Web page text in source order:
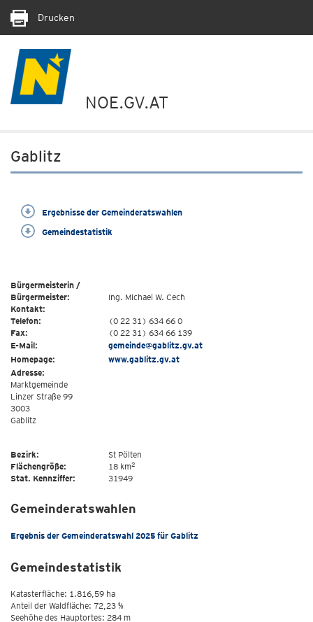
Drucken
NOE.GV.AT
Gablitz
Ergebnisse der Gemeinderatswahlen
Gemeindestatistik
Bürgermeisterin /
Bürgermeister:
Ing. Michael W. Cech
Kontakt:
Telefon:
(0 22 31) 634 66 0
Fax:
(0 22 31) 634 66 139
E-Mail:
gemeinde@gablitz.gv.at
Homepage:
www.gablitz.gv.at
Adresse:
Marktgemeinde
Linzer Straße 99
3003
Gablitz
Bezirk:
St Pölten
Flächengröße:
18 km2
Stat. Kennziffer: 31949
Gemeinderatswahlen
Ergebnis der Gemeinderatswahl 2025 für Gablitz
Gemeindestatistik
Katasterfläche: 1.816,59 ha
Anteil der Waldfläche: 72,23 %
Seehöhe des Hauptortes: 284 m